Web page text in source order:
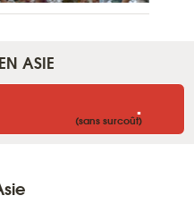
ASIE
.
(sans surcoût)